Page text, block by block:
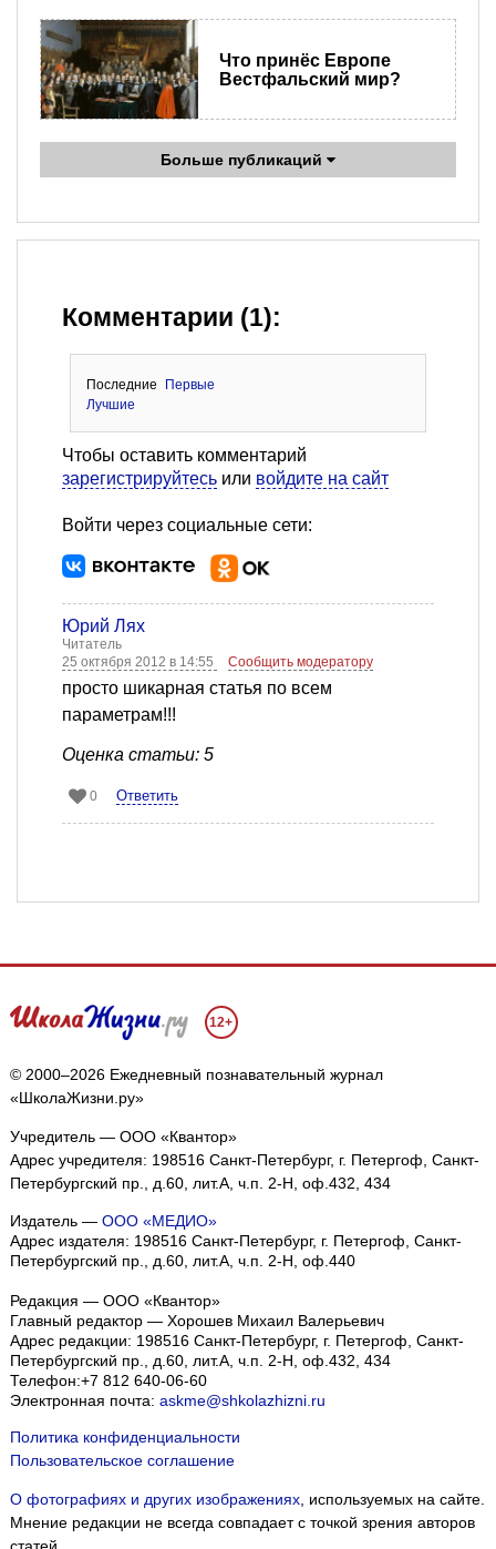
Что принёс Европе
Вестфальский мир?
Больше публикаций
Комментарии (1):
Последние
Первые
Лучшие
Чтобы оставить комментарий
зарегистрируйтесь или войдите на сайт
Войти через социальные сети:
Юрий Лях
Читатель
25 октября 2012 в 14:55
Сообщить модератору
просто шикарная статья по всем
параметрам!!!
Оценка статьи: 5
0 Ответить
12+
© 2000–2026 Ежедневный познавательный журнал
«ШколаЖизни.ру»
Учредитель — ООО «Квантор»
Адрес учредителя: 198516 Санкт-Петербург, г. Петергоф, Санкт-
Петербургский пр., д.60, лит.А, ч.п. 2-Н, оф.432, 434
Издатель — ООО «МЕДИО»
Адрес издателя: 198516 Санкт-Петербург, г. Петергоф, Санкт-
Петербургский пр., д.60, лит.А, ч.п. 2-Н, оф.440
Редакция — ООО «Квантор»
Главный редактор — Хорошев Михаил Валерьевич
Адрес редакции: 198516 Санкт-Петербург, г. Петергоф Санкт-
Петербургский пр., д.60, лит.А, ч.п. 2-Н, оф.432, 434
Телефон:+7 812 640-06-60
Электронная почта: askme@shkolazhizni.ru
Политика конфиденциальности
Пользовательское соглашение
О фотографиях и других изображениях, используемых на сайте.
Мнение редакции не всегда совпадает с точкой зрения авторов